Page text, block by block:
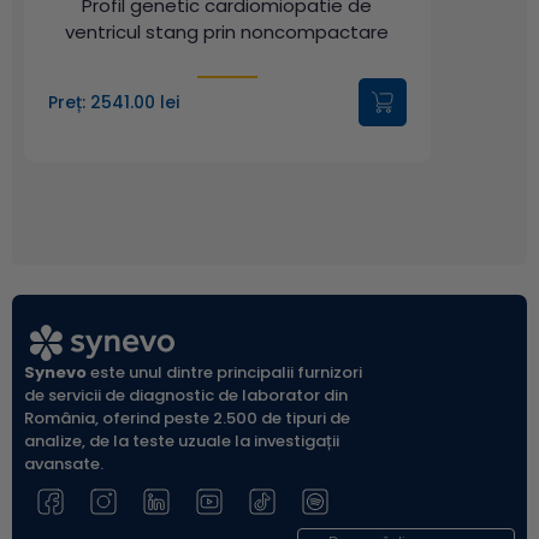
Profil genetic cardiomiopatie de
ventricul stang prin noncompactare
Preț: 2541.00 lei
Synevoeste unul dintre principalii furnizori
de servicii de diagnostic de laborator din
România, oferind peste 2.500 de tipuri de
analize, de la teste uzuale la investigații
avansate.